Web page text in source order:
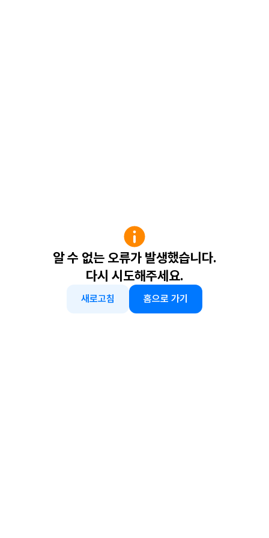
알 수 없는 오류가 발생했습니다.
다시 시도해주세요.
새로고침 홈으로 가기